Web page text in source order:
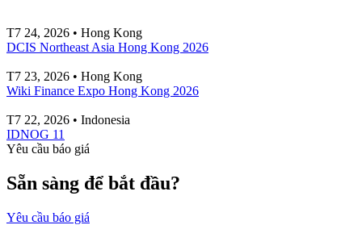
T7 24, 2026 • Hong Kong
DCIS Northeast Asia Hong Kong 2026
T7 23, 2026 • Hong Kong
Wiki Finance Expo Hong Kong 2026
T7 22, 2026 • Indonesia
IDNOG 11
Yêu cầu báo giá
Sẵn sàng để bắt đầu?
Yêu cầu báo giá